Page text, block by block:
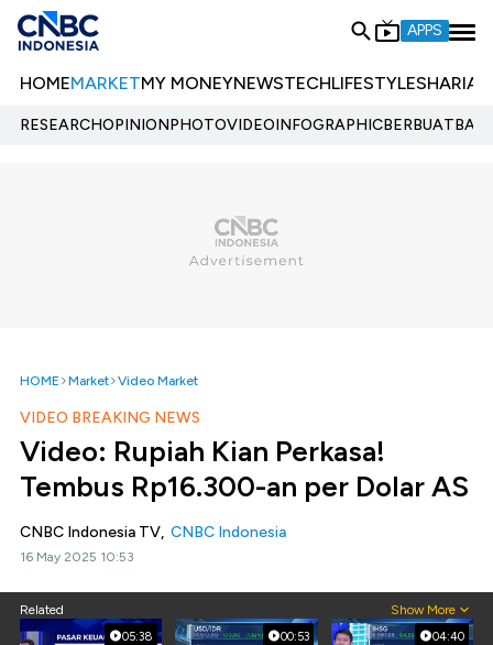
APPS
HOMEMARKETMY MONEYNEWSTECHLIFESTYLESHARIA
RESEARCHOPINIONPHOTOVIDEOINFOGRAPHIC
HOME Market Video Market
VIDEO BREAKING NEWS
Video: Rupiah Kian Perkasa!
Tembus Rp16.300-an per Dolar AS
CNBC Indonesia TV, CNBC Indonesia
16 May 2025 10:53
Related Show More
05:38 00:53 04:40